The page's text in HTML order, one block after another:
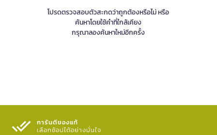
โปรดตรวจสอบตัวสะกดว่าถูกต้องหรือไม่ หรือ
ค้นหาโดยใช้คำที่ใกล้เคียง
กรุณาลองค้นหาใหม่อีกครั้ง
การันตีของแท้
เลือกช้อปได้อย่างมั่นใจ​